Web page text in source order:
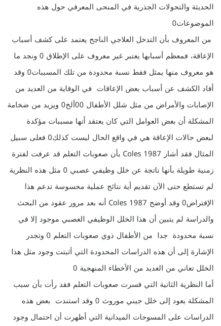
الحديثة والتحولات الجذرية في المنحى المعرفي حول هذه
الموضوعات0
من المعروف بأن التدخل العلاجي الناجح يعتمد على كشف أسباب
الإعاقة، فمعظم أسبابها يعتبر غير معروف على الإطلاق 0 ونجد ما
هو معروف منها يمثل فقط نسبة محدودة من تلك المسببات0 وقد
أفاد الكشف عن أسباب بعض الإعاقات في الوقاية من العديد من
الإصابات والأمراض من مثل شلل الأطفال 00ألخ0 ويزيد من ضخامة
المشكلة أن بعض العوامل التي كان يعتقد أنها مسببات مؤكدة
لبعض حالات الإعاقة هي في واقع الحال ليست كذلك0 فعلى سبيل
المثال فقد أشار Coles 1987 بأن صعوبات التعلم قد عرفت لفترة
زمنية طويلة بأنها ناتجة عن خلل وظيفي عصبي 0 مثل هذه النظرية
لم تستطع حتى الآن تقديم أية نتائج عملية محسوسة تدعم هذا
الإفتراض0 وقد أوضح 1987 Coles أنه بعد مرور عقود من البحث
والدراسة لم يتبين أن هذا الخلل الوظيفي العصبي موجود إلا في
نسبة محدودة جدا من الأطفال ذوي صعوبات التعلم 0 وتجدر
الإشارة إلى أن هذه الدراسات المحدودة التي أثبتت وجود مثل هذا
الخلل تعاني من العديد من الأخطاء المنهجية 0
أما النظرية الثانية التي فسرت صعوبات التعلم فقد رأت بأن سبب
المشكلة يعود إلى خلل جيني موروث 0 وقد استندت بعض هذه
الدراسات على المسوحات الميدانية التي أظهرت أن احتمال وجود